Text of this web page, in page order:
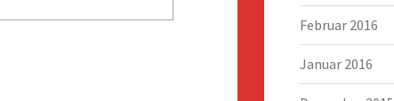
Februar 2016
Januar 2016